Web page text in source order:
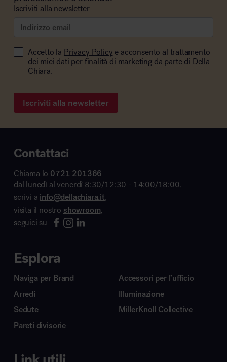
Iscriviti alla newsletter
Accetto la Privacy Policy e acconsento al trattamento
dei miei dati per finalità di marketing da parte di Della
Chiara.
Iscriviti alla newsletter
Contattaci
Chiama lo 0721 201366
dal lunedì al venerdì 8:30/12:30 - 14:00/18:00,
scrivi a info@dellachiara.it,
visita il nostro showroom,
seguici su
Esplora
Naviga per Brand
Arredi
Sedute
Pareti divisorie
Accessori per l’ufficio
Illuminazione
MillerKnoll Collective